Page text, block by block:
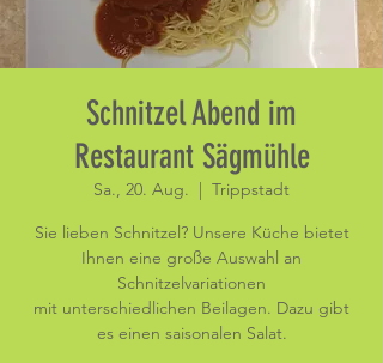
Schnitzel Abend im
Restaurant Sägmühle
Sa., 20. Aug.
  |
Trippstadt
Sie lieben Schnitzel? Unsere Küche bietet
Ihnen eine große Auswahl an
Schnitzelvariationen
mit unterschiedlichen Beilagen. Dazu gibt
es einen saisonalen Salat.